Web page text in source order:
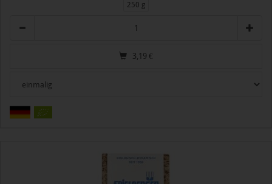
250 g
3,19 €